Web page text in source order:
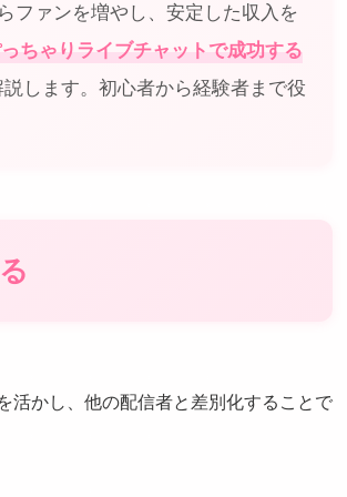
ファンを増やし、安定した収入を
ちゃりライブチャットで成功する
します。初心者から経験者まで役
活かし、他の配信者と差別化することで